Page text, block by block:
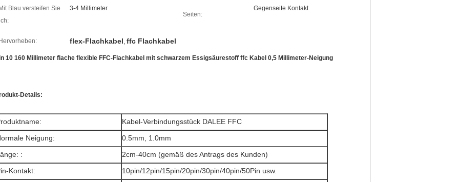
Mit Blau versteifen Sie
3-4 Millimeter
Seiten:
Gegenseite Kontakt
Hervorheben: flex-Flachkabel, ffc Flachkabel
10 160 Millimeter flache flexible FFC-Flachkabel mit schwarzem Essigsäurestoff ffc Kabel 0,5 Millimeter-Neigung
Details:
Kabel-Verbindungsstück DALEE FFC
Neigung:
0.5mm, 1.0mm
:
2cm-40cm (gemäß des Antrags des Kunden)
Kontakt:
10pin/12pin/15pin/20pin/30pin/40pin/50Pin usw.